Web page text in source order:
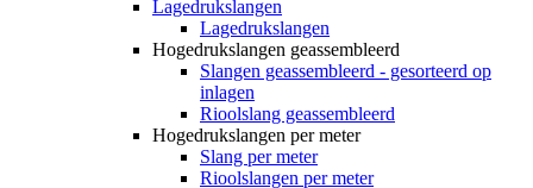
Lagedrukslangen
Lagedrukslangen
Hogedrukslangen geassembleerd
Slangen geassembleerd - gesorteerd op
inlagen
Rioolslang geassembleerd
Hogedrukslangen per meter
Slang per meter
Rioolslangen per meter